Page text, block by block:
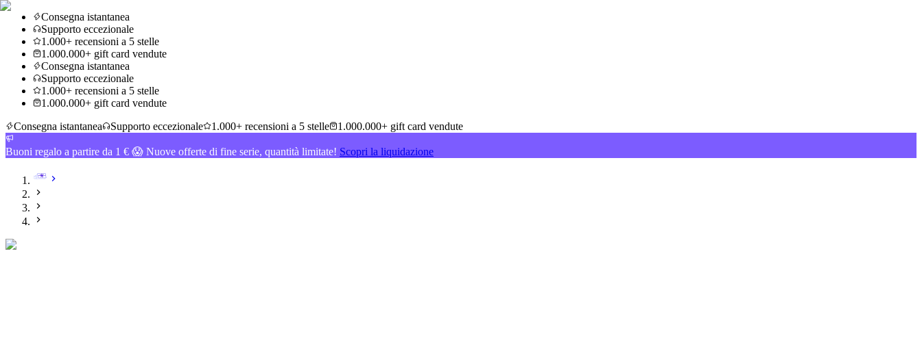
Consegna istantanea
Supporto eccezionale
1.000+ recensioni a 5 stelle
1.000.000+ gift card vendute
Consegna istantanea
Supporto eccezionale
1.000+ recensioni a 5 stelle
1.000.000+ gift card vendute
Consegna istantanea
Supporto eccezionale 1.000+ recensioni a 5 stelle 1.000.000+ gift card vendute
Buoni regalo a partire da 1 € 😱 Nuove offerte di fine serie, quantità limitate! Scopri la liquidazione